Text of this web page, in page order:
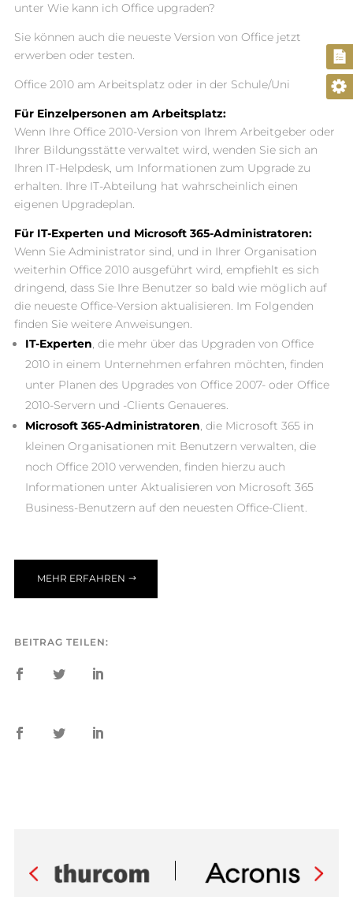
BEITRAG TEILEN:
unter Wie kann ich Office upgraden?
Sie können auch die neueste Version von Office jetzt
erwerben oder testen.
Office 2010 am Arbeitsplatz oder in der Schule/Uni
Für Einzelpersonen am Arbeitsplatz:
Wenn Ihre Office 2010-Version von Ihrem Arbeitgeber oder
Ihrer Bildungsstätte verwaltet wird, wenden Sie sich an
Ihren IT-Helpdesk, um Informationen zum Upgrade zu
erhalten. Ihre IT-Abteilung hat wahrscheinlich einen
eigenen Upgradeplan.
Für IT-Experten und Microsoft 365-Administratoren:
Wenn Sie Administrator sind, und in Ihrer Organisation
weiterhin Office 2010 ausgeführt wird, empfiehlt es sich
dringend, dass Sie Ihre Benutzer so bald wie möglich auf
die neueste Office-Version aktualisieren. Im Folgenden
finden Sie weitere Anweisungen.
IT-Experten, die mehr über das Upgraden von Office
2010 in einem Unternehmen erfahren möchten, finden
unter Planen des Upgrades von Office 2007- oder Office
2010-Servern und -Clients Genaueres.
Microsoft 365-Administratoren, die Microsoft 365 in
kleinen Organisationen mit Benutzern verwalten, die
noch Office 2010 verwenden, finden hierzu auch
Informationen unter Aktualisieren von Microsoft 365
Business-Benutzern auf den neuesten Office-Client.
MEHR ERFAHREN